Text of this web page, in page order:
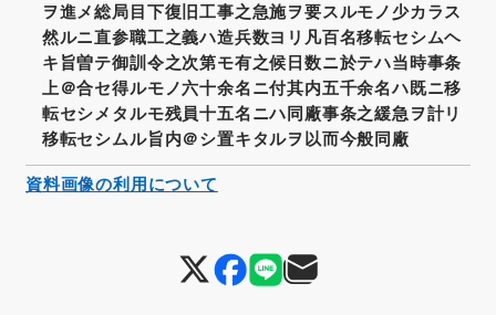
ヲ進メ総局目下復旧工事之急施ヲ要スルモノ少カラス
然ルニ直参職工之義ハ造兵数ヨリ凡百名移転セシムヘ
キ旨曽テ御訓令之次第モ有之候日数ニ於テハ当時事条
上＠合セ得ルモノ六十余名ニ付其内五千余名ハ既ニ移
転セシメタルモ残員十五名ニハ同廠事条之緩急ヲ計リ
移転セシムル旨内＠シ置キタルヲ以而今般同廠
資料画像の利用について